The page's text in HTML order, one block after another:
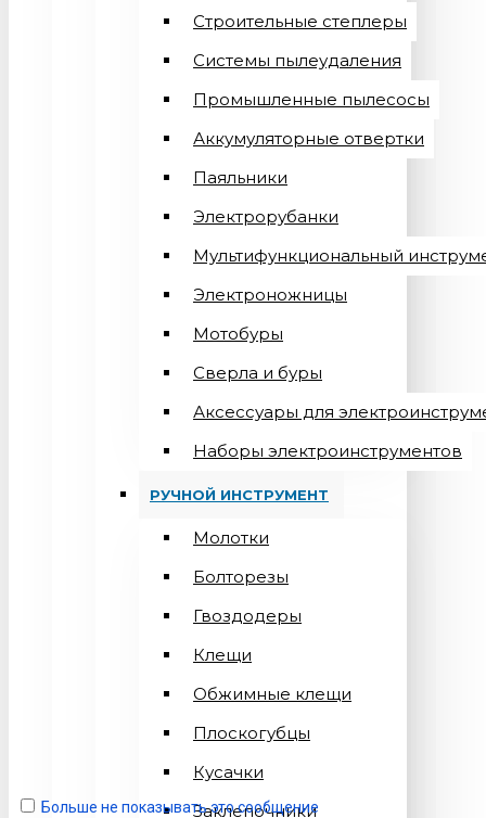
Строительные степлеры
Системы пылеудаления
Промышленные пылесосы
Аккумуляторные отвертки
Паяльники
Электрорубанки
Мультифункциональный
Электроножницы
Мотобуры
Сверла и буры
Аксессуары для
Наборы электроинструментов
РУЧНОЙ ИНСТРУМЕНТ
Молотки
Болторезы
Гвоздодеры
Клещи
Обжимные клещи
Плоскогубцы
Кусачки
Заклепочники
Больше не показывать это сообщение